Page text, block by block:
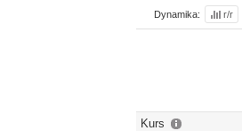
Dynamika: r/r
Kurs